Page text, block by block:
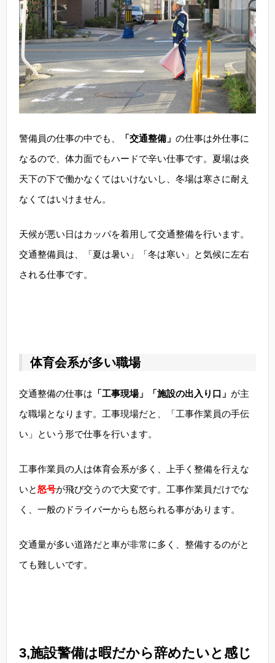
警備員の仕事の中でも、 「交通整備」 の仕事は外仕事に
なるので、体力面でもハードで辛い仕事です。夏場は炎
天下の下で働かなくてはいけないし、冬場は寒さに耐え
なくてはいけません。
天候が悪い日はカッパを着用して交通整備を行います。
交通整備員は、「夏は暑い」「冬は寒い」と気候に左右
される仕事です。
体育会系が多い職場
交通整備の仕事は 「工事現場」「施設の出入り口」 が主
な職場となります。工事現場だと、「工事作業員の手伝
い」という形で仕事を行います。
工事作業員の人は体育会系が多く、上手く整備を行えな
いと怒号が飛び交うので大変です。工事作業員だけでな
く、一般のドライバーからも怒られる事があります。
交通量が多い道路だと車が非常に多く、整備するのがと
ても難しいです。
3,施設警備は暇だから辞めたいと感じ